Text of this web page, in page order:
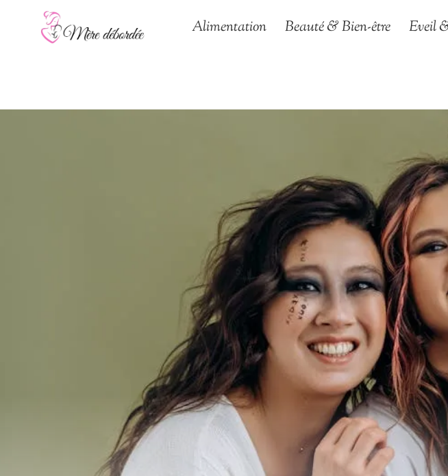
Alimentation Beauté & Bien-être Eveil